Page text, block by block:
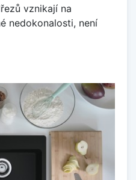
vznikají na
nedokonalosti, není